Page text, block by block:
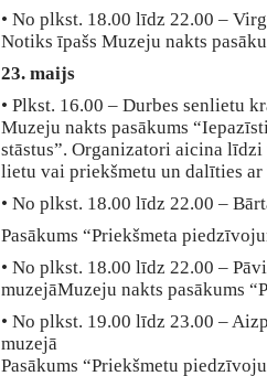
• No plkst. 18.00 līdz 22.00 –
Notiks īpašs Muzeju nakts
23. maijs
• Plkst. 16.00 – Durbes senlietu
Muzeju nakts pasākums
stāstus”. Organizatori aicina
lietu vai priekšmetu un dalīties ar
• No plkst. 18.00 līdz 22.00 –
Pasākums “Priekšmeta
• No plkst. 18.00 līdz 22.00 –
muzejāMuzeju nakts pasākums
• No plkst. 19.00 līdz 23.00 –
muzejā
Pasākums “Priekšmetu